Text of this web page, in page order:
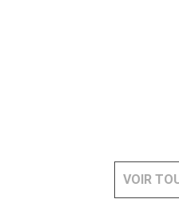
VOIR